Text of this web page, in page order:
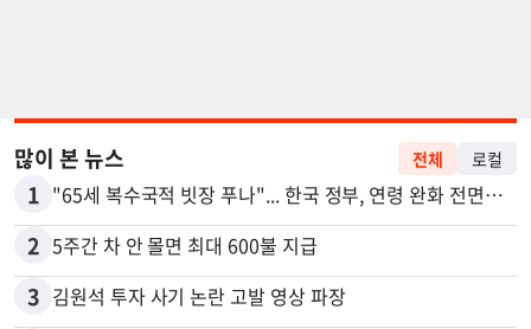
많이 본 뉴스 전체 로컬
1 "65세 복수국적 빗장 푸나"... 한국 정부, 연령 완화 전면 추진
2 5주간 차 안 몰면 최대 600불 지급
3 김원석 투자 사기 논란 고발 영상 파장